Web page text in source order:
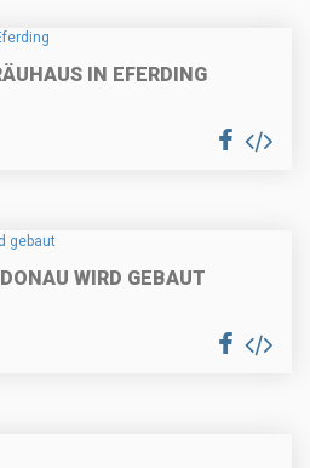
IN EFERDING
WIRD GEBAUT